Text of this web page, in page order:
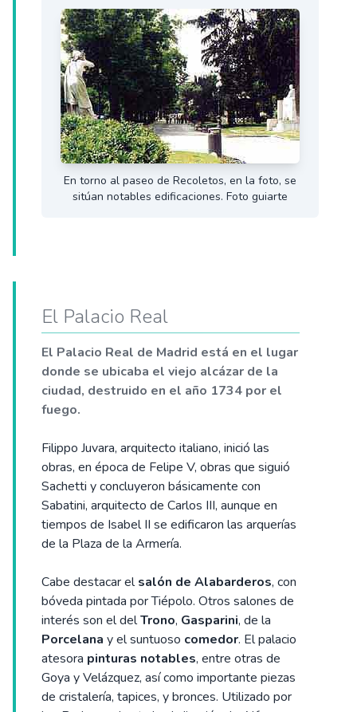
En torno al paseo de Recoletos, en la foto, se
sitúan notables edificaciones. Foto guiarte
El Palacio Real
El Palacio Real de Madrid está en el lugar
donde se ubicaba el viejo alcázar de la
ciudad, destruido en el año 1734 por el
fuego.
Filippo Juvara, arquitecto italiano, inició las
obras, en época de Felipe V, obras que siguió
Sachetti y concluyeron básicamente con
Sabatini, arquitecto de Carlos III, aunque en
tiempos de Isabel II se edificaron las arquerías
de la Plaza de la Armería.
Cabe destacar elsalón de Alabarderos, con
bóveda pintada por Tiépolo. Otros salones de
interés son el delTrono, Gasparini, de la
Porcelana y el suntuoso comedor. El palacio
atesora pinturas notables, entre otras de
Goya y Velázquez, así como importante piezas
de cristalería, tapices, y bronces. Utilizado por